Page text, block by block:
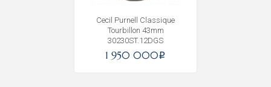
Cecil Purnell Classique
Tourbillon 43mm
30230ST.12DGS
1 950 000i